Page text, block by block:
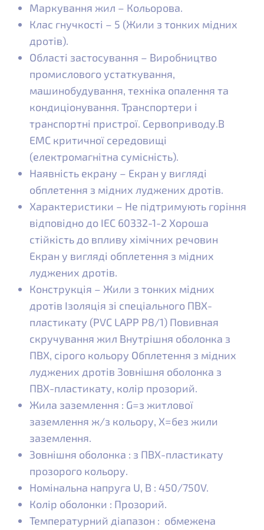
Маркування жил – Кольорова.
Клас гнучкості – 5 (Жили з тонких мідних
дротів).
Області застосування – Виробництво
промислового устаткування,
машинобудування, техніка опалення та
кондиціонування. Транспортери і
транспортні пристрої. Сервоприводу.В
ЕМС критичної середовищі
(електромагнітна сумісність).
Наявність екрану – Екран у вигляді
обплетення з мідних луджених дротів.
Характеристики – Не підтримують горіння
відповідно до IEC 60332-1-2 Хороша
стійкість до впливу хімічних речовин
Екран у вигляді обплетення з мідних
луджених дротів.
Конструкція – Жили з тонких мідних
дротів Ізоляція зі спеціального ПВХ-
пластикату (PVC LAPP P8/1) Повивная
скручування жил Внутрішня оболонка з
ПВХ, сірого кольору Обплетення з мідних
луджених дротів Зовнішня оболонка з
ПВХ-пластикату, колір прозорий.
Жила заземлення : G=з житлової
заземлення ж/з кольору, Х=без жили
заземлення.
Зовнішня оболонка : з ПВХ-пластикату
прозорого кольору.
Номінальна напруга U, В : 450/750V.
Колір оболонки : Прозорий.
Температурний діапазон : обмежена